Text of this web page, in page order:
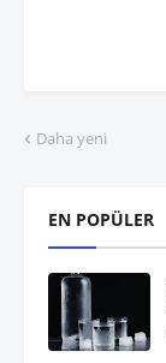
Daha yeni
EN POPÜLER